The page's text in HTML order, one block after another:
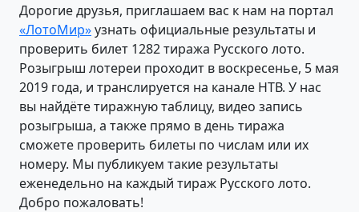
Дорогие друзья, приглашаем вас к нам на портал
«ЛотоМир»узнать официальные результаты и
проверить билет 1282 тиража Русского лото.
Розыгрыш лотереи проходит в воскресенье, 5 мая
2019 года, и транслируется на канале НТВ. У нас
вы найдёте тиражную таблицу, видео запись
розыгрыша, а также прямо в день тиража
сможете проверить билеты по числам или их
номеру. Мы публикуем такие результаты
еженедельно на каждый тираж Русского лото.
Добро пожаловать!